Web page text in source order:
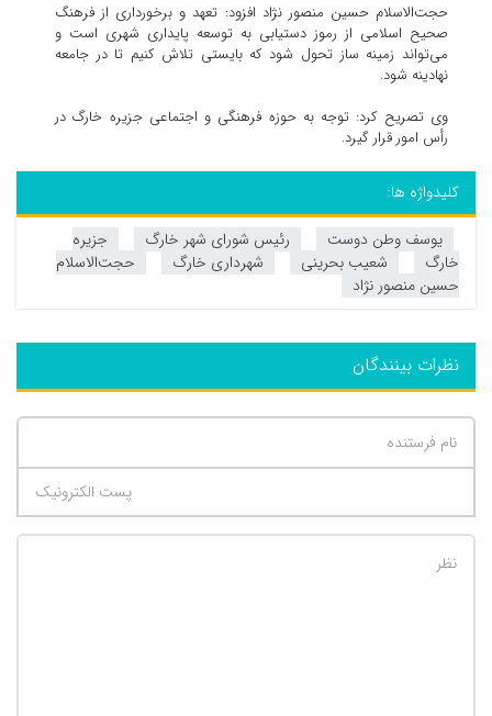
حجت‌الاسلام حسین منصور نژاد افزود: تعهد و برخورداری از فرهنگ
صحیح اسلامی از رموز دستیابی به توسعه پایداری شهری است و
می‌تواند زمینه ساز تحول شود که بایستی تلاش کنیم تا در جامعه
نهادينه شود.
وی تصریح کرد: توجه به حوزه فرهنگی و اجتماعی جزیره خارگ در
رأس امور قرار گیرد.
کلیدواژه ها:
یوسف وطن دوست
رئیس شورای شهر خارگ
جزیره
خارگ
شعیب بحرینی شهرداری خارگ
حجت‌الاسلام
حسین منصور نژاد
نظرات بینندگان